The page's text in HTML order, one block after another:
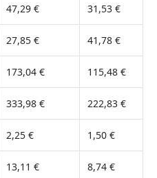
47,29 € 31,53 €
27,85 € 41,78 €
173,04 € 115,48 €
333,98 € 222,83 €
2,25 € 1,50 €
13,11 € 8,74 €